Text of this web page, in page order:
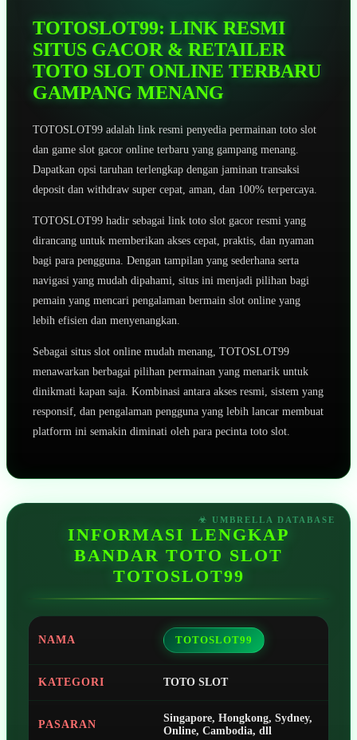
TOTOSLOT99: LINK RESMI
SITUS GACOR & RETAILER
TOTO SLOT ONLINE TERBARU
GAMPANG MENANG
TOTOSLOT99 adalah link resmi penyedia permainan toto slot
dan game slot gacor online terbaru yang gampang menang.
Dapatkan opsi taruhan terlengkap dengan jaminan transaksi
deposit dan withdraw super cepat, aman, dan 100% terpercaya.
TOTOSLOT99 hadir sebagai link toto slot gacor resmi yang
dirancang untuk memberikan akses cepat, praktis, dan nyaman
bagi para pengguna. Dengan tampilan yang sederhana serta
navigasi yang mudah dipahami, situs ini menjadi pilihan bagi
pemain yang mencari pengalaman bermain slot online yang
lebih efisien dan menyenangkan.
Sebagai situs slot online mudah menang, TOTOSLOT99
menawarkan berbagai pilihan permainan yang menarik untuk
dinikmati kapan saja. Kombinasi antara akses resmi, sistem yang
responsif, dan pengalaman pengguna yang lebih lancar membuat
platform ini semakin diminati oleh para pecinta toto slot.
INFORMASI LENGKAP
BANDAR TOTO SLOT
TOTOSLOT99
NAMA TOTOSLOT99
KATEGORI TOTO SLOT
PASARAN
Singapore, Hongkong, Sydney,
Online, Cambodia, dll